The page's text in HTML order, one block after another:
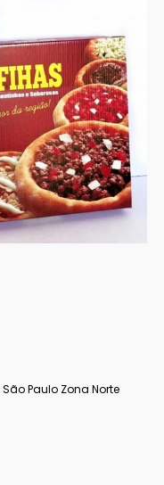
São Paulo Zona Norte